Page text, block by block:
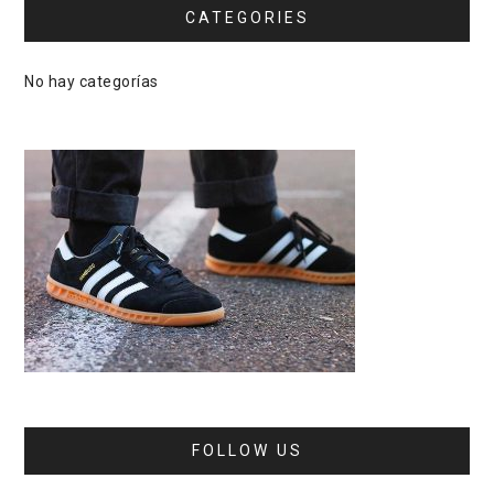
CATEGORIES
No hay categorías
FOLLOW US